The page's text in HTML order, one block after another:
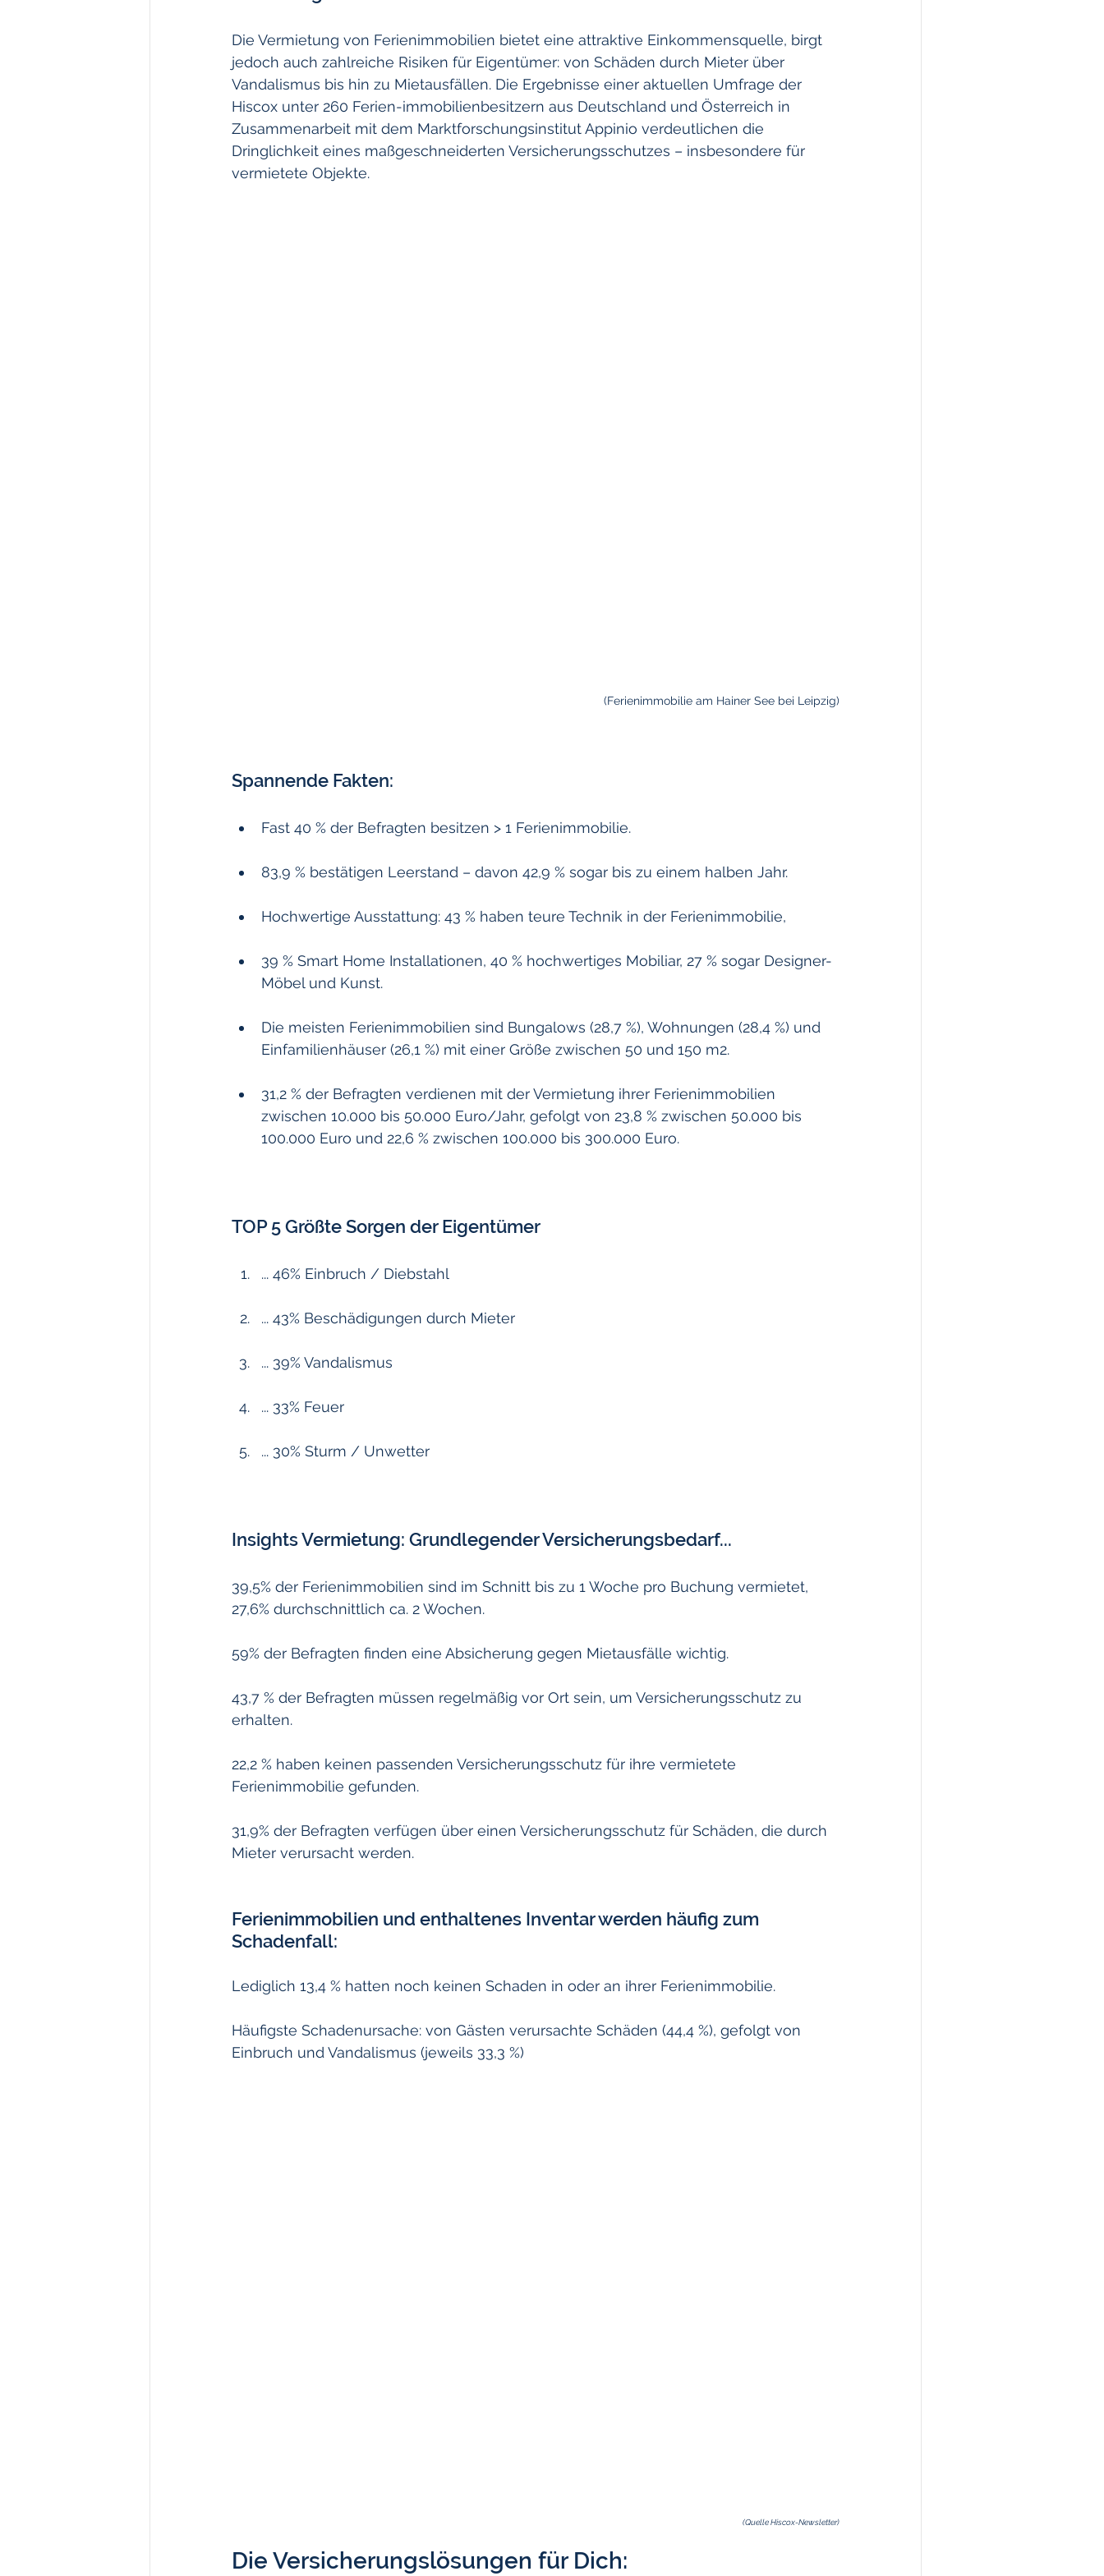
Todesfallabsicherung Pflege Digital Reiseversicherung Studenten bAV Kredite
Haftpflichtversicherung Unfall Sachwerte
Die Vermietung von Ferienimmobilien bietet eine attraktive Einkommensquelle, birgt
jedoch auch zahlreiche Risiken für Eigentümer: von Schäden durch Mieter über
Vandalismus bis hin zu Mietausfällen. Die Ergebnisse einer aktuellen Umfrage der
Hiscox unter 260 Ferien-immobilienbesitzern aus Deutschland und Österreich in
Zusammenarbeit mit dem Marktforschungsinstitut Appinio verdeutlichen die
Dringlichkeit eines maßgeschneiderten Versicherungsschutzes – insbesondere für
vermietete Objekte.
(Ferienimmobilie am Hainer See bei Leipzig)
Spannende Fakten:
Fast 40 % der Befragten besitzen > 1 Ferienimmobilie.
83,9 % bestätigen Leerstand – davon 42,9 % sogar bis zu einem halben Jahr.
Hochwertige Ausstattung: 43 % haben teure Technik in der Ferienimmobilie,
39 % Smart Home Installationen, 40 % hochwertiges Mobiliar, 27 % sogar Designer-
Möbel und Kunst.
Die meisten Ferienimmobilien sind Bungalows (28,7 %), Wohnungen (28,4 %) und
Einfamilienhäuser (26,1 %) mit einer Größe zwischen 50 und 150 m2.
31,2 % der Befragten verdienen mit der Vermietung ihrer Ferienimmobilien
zwischen 10.000 bis 50.000 Euro/Jahr, gefolgt von 23,8 % zwischen 50.000 bis
100.000 Euro und 22,6 % zwischen 100.000 bis 300.000 Euro.
TOP 5 Größte Sorgen der Eigentümer
... 46% Einbruch / Diebstahl
... 43% Beschädigungen durch Mieter
... 39% Vandalismus
... 33% Feuer
... 30% Sturm / Unwetter
Insights Vermietung: Grundlegender Versicherungsbedarf...
39,5% der Ferienimmobilien sind im Schnitt bis zu 1 Woche pro Buchung vermietet,
27,6% durchschnittlich ca. 2 Wochen.
59% der Befragten finden eine Absicherung gegen Mietausfälle wichtig.
43,7 % der Befragten müssen regelmäßig vor Ort sein, um Versicherungsschutz zu
erhalten.
22,2 % haben keinen passenden Versicherungsschutz für ihre vermietete
Ferienimmobilie gefunden.
31,9% der Befragten verfügen über einen Versicherungsschutz für Schäden, die durch
Mieter verursacht werden.
Ferienimmobilien und enthaltenes Inventar werden häufig zum
Schadenfall:
Lediglich 13,4 % hatten noch keinen Schaden in oder an ihrer Ferienimmobilie.
Häufigste Schadenursache: von Gästen verursachte Schäden (44,4 %), gefolgt von
Einbruch und Vandalismus (jeweils 33,3 %)
(Quelle Hiscox-Newsletter)
Die Versicherungslösungen für Dich: